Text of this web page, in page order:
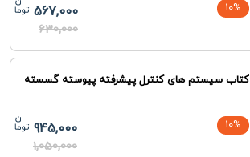
10%
567,000
630,000
کتاب سیستم های کنترل پیشرفته پیوسته گسسته
10%
945,000
1,050,000